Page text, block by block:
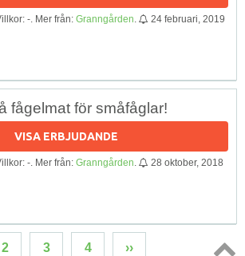
-. Mer från: Granngården 24 februari, 2019
fågelmat för småfåglar!
VISA ERBJUDANDE
-. Mer från: Granngården 28 oktober, 2018
2 3 4 ››